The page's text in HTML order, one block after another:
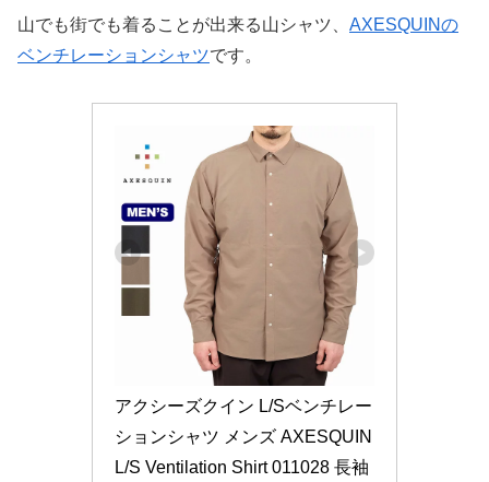
山でも街でも着ることが出来る山シャツ、 AXESQUINの
ベンチレーションシャツです。
アクシーズクイン L/Sベンチレー
ションシャツ メンズ AXESQUIN
L/S Ventilation Shirt 011028 長袖